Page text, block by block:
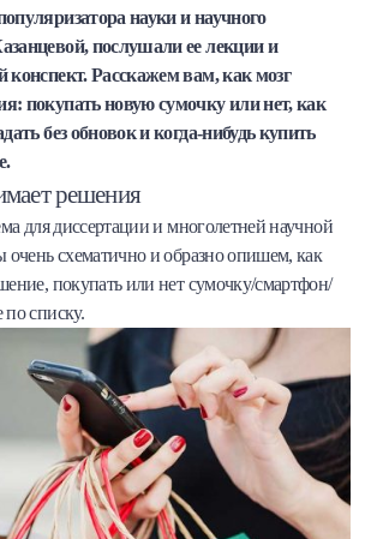
сервис Prime Line
MOBY
кредит
Бизнеса
науки и научного
послушали ее лекции и
конспект. Расскажем вам, как мозг
покупать новую сумочку или нет, как
без обновок и когда-нибудь купить
решения
для диссертации и многолетней научной
схематично и образно опишем, как
покупать или нет сумочку/смартфон/
списку.